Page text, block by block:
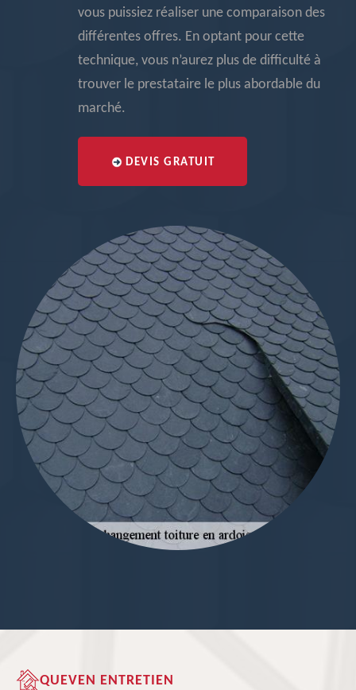
vous puissiez réaliser une comparaison des
différentes offres. En optant pour cette
technique, vous n’aurez plus de difficulté à
trouver le prestataire le plus abordable du
marché.
DEVIS GRATUIT
QUEVEN ENTRETIEN